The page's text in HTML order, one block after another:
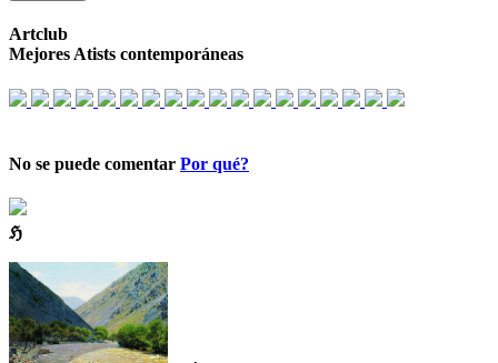
Artclub
Mejores Atists contemporáneas
No se puede comentar Por qué?
ℌ